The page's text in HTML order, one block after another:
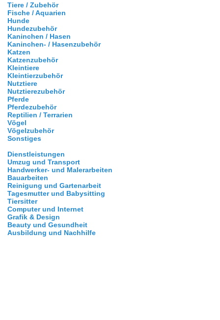
Tiere / Zubehör
Fische / Aquarien
Hunde
Hundezubehör
Kaninchen / Hasen
Kaninchen- / Hasenzubehör
Katzen
Katzenzubehör
Kleintiere
Kleintierzubehör
Nutztiere
Nutztierezubehör
Pferde
Pferdezubehör
Reptilien / Terrarien
Vögel
Vögelzubehör
Sonstiges
Dienstleistungen
Umzug und Transport
Handwerker- und Malerarbeiten
Bauarbeiten
Reinigung und Gartenarbeit
Tagesmutter und Babysitting
Tiersitter
Computer und Internet
Grafik & Design
Beauty und Gesundheit
Ausbildung und Nachhilfe